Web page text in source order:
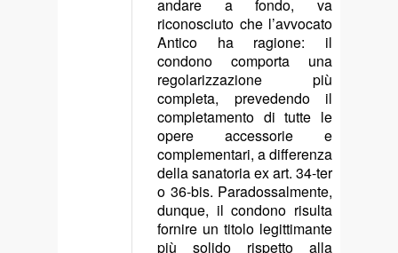
andare a fondo, va
riconosciuto che l’avvocato
Antico ha ragione: il
condono comporta una
regolarizzazione più
completa, prevedendo il
completamento di tutte le
opere accessorie e
complementari, a differenza
della sanatoria ex art. 34-ter
o 36-bis. Paradossalmente,
dunque, il condono risulta
fornire un titolo legittimante
più solido rispetto alla